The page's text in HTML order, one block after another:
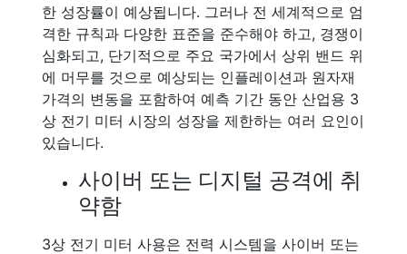
한 성장률이 예상됩니다. 그러나 전 세계적으로 엄
격한 규칙과 다양한 표준을 준수해야 하고, 경쟁이
심화되고, 단기적으로 주요 국가에서 상위 밴드 위
에 머무를 것으로 예상되는 인플레이션과 원자재
가격의 변동을 포함하여 예측 기간 동안 산업용 3
상 전기 미터 시장의 성장을 제한하는 여러 요인이
있습니다.
사이버 또는 디지털 공격에 취
약함
3상 전기 미터 사용은 전력 시스템을 사이버 또는